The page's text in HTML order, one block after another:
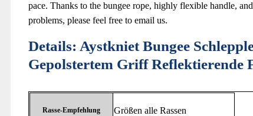
pace. Thanks to the bungee rope, highly flexible handle,
problems, please feel free to email us.
Details: Aystkniet Bungee
Gepolstertem Griff Reflektierende
Rasse-Empfehlung ‎Größen alle Rassen